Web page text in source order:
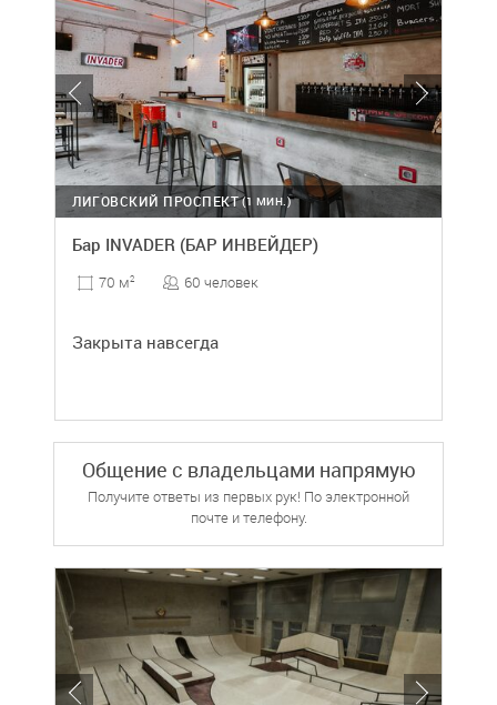
(1 МИН.)
ЛИГОВСКИЙ ПРОСПЕКТ
Бар INVADER (БАР ИНВЕЙДЕР)
70 м2 60 человек
Закрыта навсегда
Общение с владельцами напрямую
Получите ответы из первых рук! По электронной
почте и телефону.